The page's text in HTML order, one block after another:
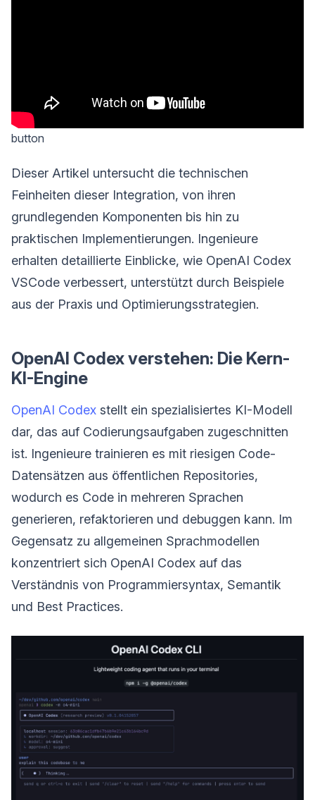
button
Dieser Artikel untersucht die technischen
Feinheiten dieser Integration, von ihren
grundlegenden Komponenten bis hin zu
praktischen Implementierungen. Ingenieure
erhalten detaillierte Einblicke, wie OpenAI Codex
VSCode verbessert, unterstützt durch Beispiele
aus der Praxis und Optimierungsstrategien.
OpenAI Codex verstehen: Die Kern-
KI-Engine
OpenAI Codex stellt ein spezialisiertes KI-Modell
dar, das auf Codierungsaufgaben zugeschnitten
ist. Ingenieure trainieren es mit riesigen Code-
Datensätzen aus öffentlichen Repositories,
wodurch es Code in mehreren Sprachen
generieren, refaktorieren und debuggen kann. Im
Gegensatz zu allgemeinen Sprachmodellen
konzentriert sich OpenAI Codex auf das
Verständnis von Programmiersyntax, Semantik
und Best Practices.